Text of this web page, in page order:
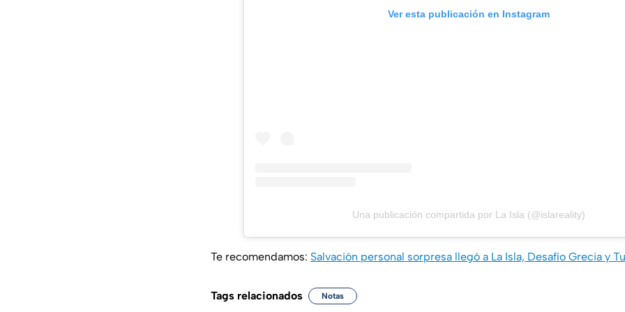
Ver esta publicación en Instagram
Una publicación compartida por La Isla (@islareality)
Te recomendamos: Salvación personal sorpresa llegó a La Isla, Desafío Grecia y
Tags relacionados Notas